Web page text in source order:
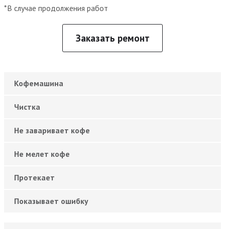
*В случае продолжения работ
Заказать ремонт
Кофемашина
Чистка
Не заваривает кофе
Не мелет кофе
Протекает
Показывает ошибку